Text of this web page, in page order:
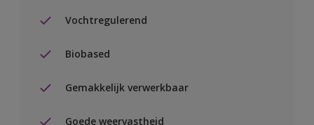
Vochtregulerend
Biobased
Gemakkelijk verwerkbaar
Goede weervastheid